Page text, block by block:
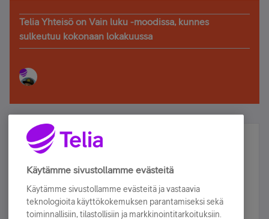
Telia Yhteisö on Vain luku -moodissa, kunnes
sulkeutuu kokonaan lokakuussa
Älä jää paitsi – osallistu ja voita!
Tilaa Telian uutiskirje ja olet mukana arvonnassa.
sähköpostiisi.
Käytämme sivustollamme evästeitä
Käytämme sivustollamme evästeitä ja vastaavia
teknologioita käyttökokemuksen parantamiseksi sekä
toiminnallisiin, tilastollisiin ja markkinointitarkoituksiin.